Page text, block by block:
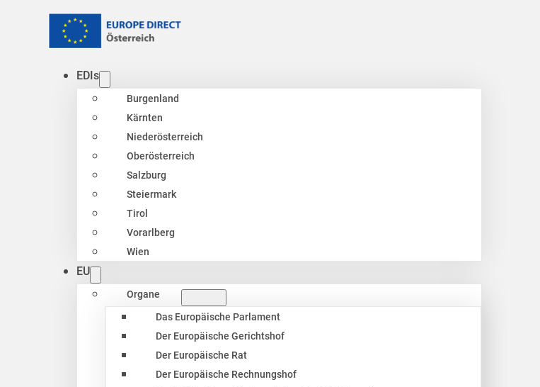
EDIs
Burgenland
Kärnten
Niederösterreich
Oberösterreich
Salzburg
Steiermark
Tirol
Vorarlberg
Wien
EU
Organe
Das Europäische Parlament
Der Europäische Gerichtshof
Der Europäische Rat
Der Europäische Rechnungshof